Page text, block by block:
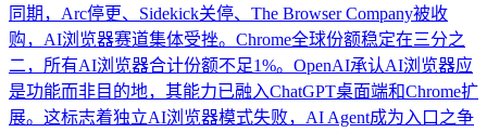
同期，Arc停更、Sidekick关停、The Browser Company被收
购，AI浏览器赛道集体受挫。Chrome全球份额稳定在三分之
二，所有AI浏览器合计份额不足1%。OpenAI承认AI浏览器应
是功能而非目的地，其能力已融入ChatGPT桌面端和Chrome扩
展。这标志着独立AI浏览器模式失败，AI Agent成为入口之争